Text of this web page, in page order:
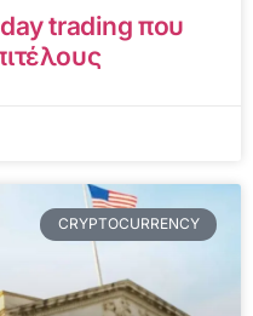
trading που
CRYPTOCURRENCY